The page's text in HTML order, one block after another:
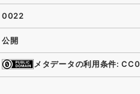
0022
公開
メタデータの利用条件: CC0